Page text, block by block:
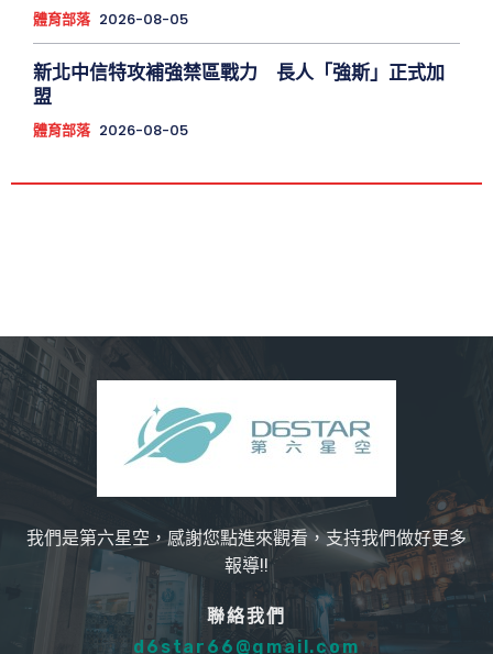
體育部落 2026-08-05
新北中信特攻補強禁區戰力 長人「強斯」正式加
盟
體育部落 2026-08-05
我們是第六星空，感謝您點進來觀看，支持我們做好更多
報導!!
聯絡我們
d6star66@gmail.com